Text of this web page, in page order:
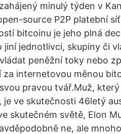
minulý týden v
source P2P platební
bitcoinu je jeho plná
jednotlivci, skupiny či
peněžní toky nebo
internetovou měnou
pravou tvář.Muž,
ve skutečnosti 46letý
skutečném světě, Elon
ne, ale